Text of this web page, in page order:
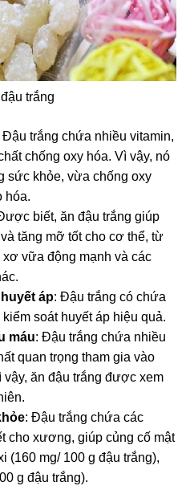
trắng
Đậu trắng chứa nhiều vitamin,
chống oxy hóa. Vì vậy, nó
sức khỏe, vừa chống oxy
hóa.
biết, ăn đậu trắng giúp
tăng mỡ tốt cho cơ thể, từ
vữa động mạnh và các
áp: Đậu trắng có chứa
soát huyết áp hiệu quả.
máu: Đậu trắng chứa nhiều
quan trọng tham gia vào
vậy, ăn đậu trắng được xem
: Đậu trắng chứa các
cho xương, giúp củng cố mật
(160 mg/ 100 g đậu trắng),
g đậu trắng).